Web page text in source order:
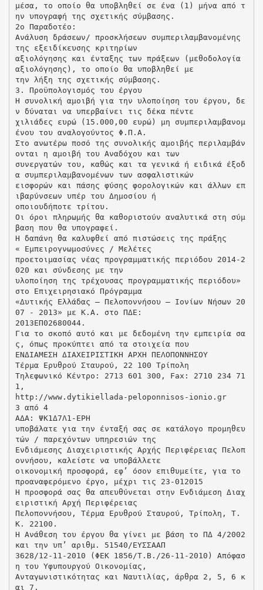
μέσα, το οποίο θα υποβληθεί σε ένα (1) μήνα από τ
ην υπογραφή της σχετικής σύμβασης.
2o Παραδοτέο:
Ανάλυση δράσεων/ προσκλήσεων συμπεριλαμβανομένης
της εξειδίκευσης κριτηρίων
αξιολόγησης και ένταξης των πράξεων (μεθοδολογία
αξιολόγησης), το οποίο θα υποβληθεί με
την λήξη της σχετικής σύμβασης.
3. Προϋπολογισμός του έργου
Η συνολική αμοιβή για την υλοποίηση του έργου, δε
ν δύναται να υπερβαίνει τις δέκα πέντε
χιλιάδες ευρώ (15.000,00 ευρώ) μη συμπεριλαμβανομ
ένου του αναλογούντος Φ.Π.Α.
Στο ανωτέρω ποσό της συνολικής αμοιβής περιλαμβάν
ονται η αμοιβή του Αναδόχου και των
συνεργατών του, καθώς και τα γενικά ή ειδικά έξοδ
α συμπεριλαμβανομένων των ασφαλιστικών
εισφορών και πάσης φύσης φορολογικών και άλλων επ
ιβαρύνσεων υπέρ του Δημοσίου ή
οποιουδήποτε τρίτου.
Οι όροι πληρωμής θα καθοριστούν αναλυτικά στη σύμ
βαση που θα υπογραφεί.
Η δαπάνη θα καλυφθεί από πιστώσεις της πράξης
« Εμπειρογνωμοσύνες / Μελέτες
προετοιμασίας νέας προγραμματικής περιόδου 2014-2
020 και σύνδεσης με την
υλοποίηση της τρέχουσας προγραμματικής περιόδου»
στο Επιχειρησιακό Πρόγραμμα
«Δυτικής Ελλάδας – Πελοποννήσου – Ιονίων Νήσων 20
07 - 2013» με Κ.Α. στο ΠΔΕ:
2013ΕΠ02680044.
Για το σκοπό αυτό και με δεδομένη την εμπειρία σα
ς, όπως προκύπτει από τα στοιχεία που
ΕΝΔΙΑΜΕΣΗ ΔΙΑΧΕΙΡΙΣΤΙΚΗ ΑΡΧΗ ΠΕΛΟΠΟΝΝΗΣΟΥ
Τέρμα Ερυθρού Σταυρού, 22 100 Τρίπολη
Τηλεφωνικό Κέντρο: 2713 601 300, Fax: 2710 234 71
1,
http://www.dytikiellada-peloponnisos-ionio.gr
3 από 4
ΑΔΑ: ΨΚ1Δ7Λ1-ΕΡΗ
υποβάλατε για την ένταξή σας σε κατάλογο προμηθευ
τών / παρεχόντων υπηρεσιών της
Ενδιάμεσης Διαχειριστικής Αρχής Περιφέρειας Πελοπ
οννήσου, καλείστε να υποβάλλετε
οικονομική προσφορά, εφ’ όσον επιθυμείτε, για το
προαναφερόμενο έργο, μέχρι τις 23-012015
Η προσφορά σας θα απευθύνεται στην Ενδιάμεση Διαχ
ειριστική Αρχή Περιφέρειας
Πελοποννήσου, Τέρμα Ερυθρού Σταυρού, Τρίπολη, Τ.
Κ. 22100.
Η Ανάθεση του έργου θα γίνει με βάση το ΠΔ 4/2002
και την υπ’ αριθμ. 51540/ΕΥΣΣΑΑΠ
3628/12-11-2010 (ΦΕΚ 1856/Τ.Β./26-11-2010) Απόφασ
η του Υφυπουργού Οικονομίας,
Ανταγωνιστικότητας και Ναυτιλίας, άρθρα 2, 5, 6 κ
αι 7.